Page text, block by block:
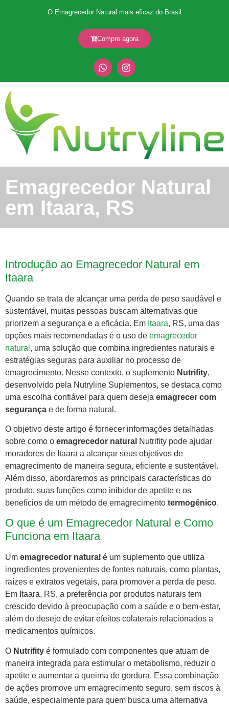
O Emagrecedor Natural mais eficaz do Brasil
Compre agora
Emagrecedor Natural
em Itaara, RS
Introdução ao Emagrecedor Natural em
Itaara
Quando se trata de alcançar uma perda de peso saudável e
sustentável, muitas pessoas buscam alternativas que
priorizem a segurança e a eficácia. Em Itaara, RS, uma das
opções mais recomendadas é o uso de emagrecedor
natural , uma solução que combina ingredientes naturais e
estratégias seguras para auxiliar no processo de
emagrecimento. Nesse contexto, o suplemento Nutrifity,
desenvolvido pela Nutryline Suplementos, se destaca como
uma escolha confiável para quem deseja emagrecer com
segurança e de forma natural.
O objetivo deste artigo é fornecer informações detalhadas
sobre como o emagrecedor natural Nutrifity pode ajudar
moradores de Itaara a alcançar seus objetivos de
emagrecimento de maneira segura, eficiente e sustentável.
Além disso, abordaremos as principais características do
produto, suas funções como inibidor de apetite e os
benefícios de um método de emagrecimento termogênico.
O que é um Emagrecedor Natural e Como
Funciona em Itaara
Um emagrecedor natural é um suplemento que utiliza
ingredientes provenientes de fontes naturais, como plantas,
raízes e extratos vegetais, para promover a perda de peso.
Em Itaara, RS, a preferência por produtos naturais tem
crescido devido à preocupação com a saúde e o bem-estar,
além do desejo de evitar efeitos colaterais relacionados a
medicamentos químicos.
O Nutrifity é formulado com componentes que atuam de
maneira integrada para estimular o metabolismo, reduzir o
apetite e aumentar a queima de gordura. Essa combinação
de ações promove um emagrecimento seguro, sem riscos à
saúde, especialmente para quem busca uma alternativa